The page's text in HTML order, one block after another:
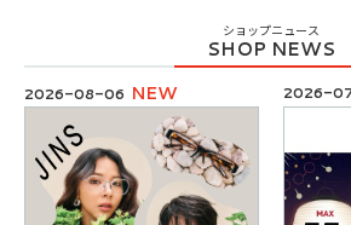
ショップニュース
2026-08-06 NEW 2026-